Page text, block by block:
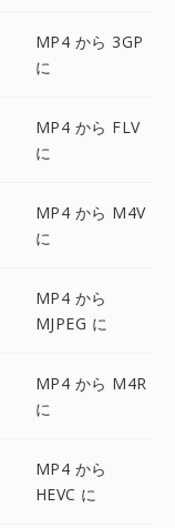
MP4 から 3GP
に
MP4 から FLV
に
MP4 から M4V
に
MP4 から
MJPEG に
MP4 から M4R
に
MP4 から
HEVC に